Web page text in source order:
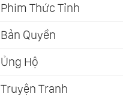
Phim Thức Tỉnh
Bản Quyền
Ủng Hộ
Truyện Tranh